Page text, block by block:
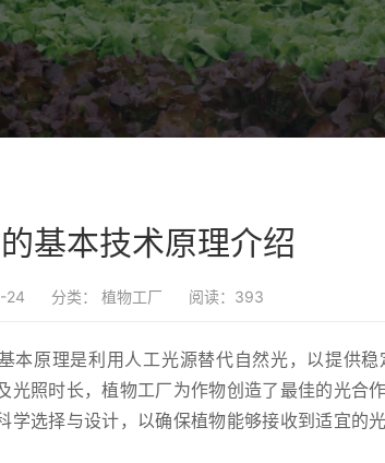
基本技术原理介绍
24 分类： 植物工厂 阅读：393
本原理是利用人工光源替代自然光，以提供
光照时长，植物工厂为作物创造了最佳的光合
学选择与设计，以确保植物能够接收到适宜的